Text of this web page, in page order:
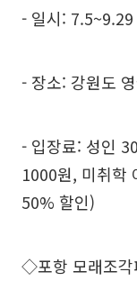
- 일시: 7.5~9.29
- 장소: 강원도
- 입장료: 성인
1000원, 미취학
50% 할인)
◇포항 모래조각